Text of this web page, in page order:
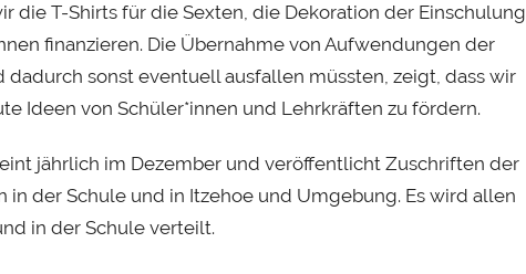
die T-Shirts für die Sexten, die Dekoration der Einschulung
finanzieren. Die Übernahme von Aufwendungen der
sonst eventuell ausfallen müssten, zeigt, dass wir
Ideen von Schüler*innen und Lehrkräften zu fördern.
jährlich im Dezember und veröffentlicht Zuschriften der
der Schule und in Itzehoe und Umgebung. Es wird allen
in der Schule verteilt.